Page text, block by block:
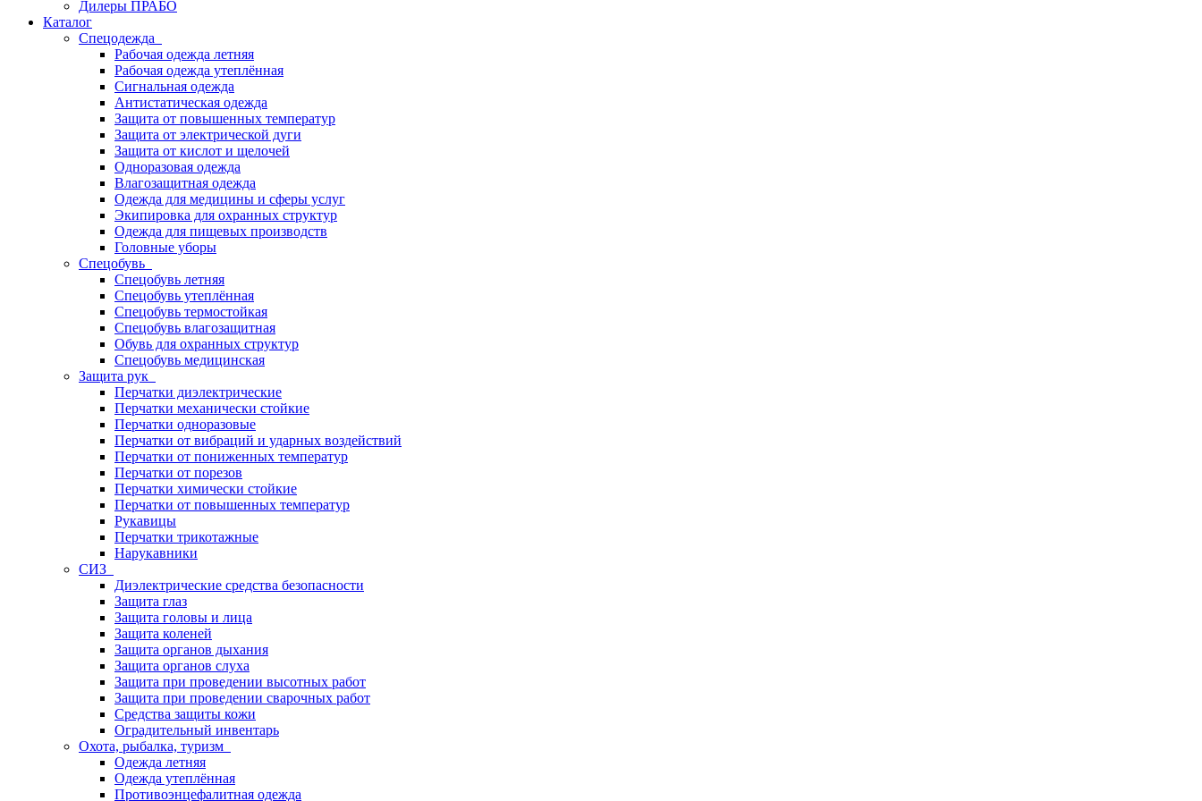
Дилеры ПРАБО
Каталог
Спецодежда
Рабочая одежда летняя
Рабочая одежда утеплённая
Сигнальная одежда
Антистатическая одежда
Защита от повышенных температур
Защита от электрической дуги
Защита от кислот и щелочей
Одноразовая одежда
Влагозащитная одежда
Одежда для медицины и сферы услуг
Экипировка для охранных структур
Одежда для пищевых производств
Головные уборы
Спецобувь
Спецобувь летняя
Спецобувь утеплённая
Спецобувь термостойкая
Спецобувь влагозащитная
Обувь для охранных структур
Спецобувь медицинская
Защита рук
Перчатки диэлектрические
Перчатки механически стойкие
Перчатки одноразовые
Перчатки от вибраций и ударных воздействий
Перчатки от пониженных температур
Перчатки от порезов
Перчатки химически стойкие
Перчатки от повышенных температур
Рукавицы
Перчатки трикотажные
Нарукавники
СИЗ
Диэлектрические средства безопасности
Защита глаз
Защита головы и лица
Защита коленей
Защита органов дыхания
Защита органов слуха
Защита при проведении высотных работ
Защита при проведении сварочных работ
Средства защиты кожи
Оградительный инвентарь
Охота, рыбалка, туризм
Одежда летняя
Одежда утеплённая
Противоэнцефалитная одежда